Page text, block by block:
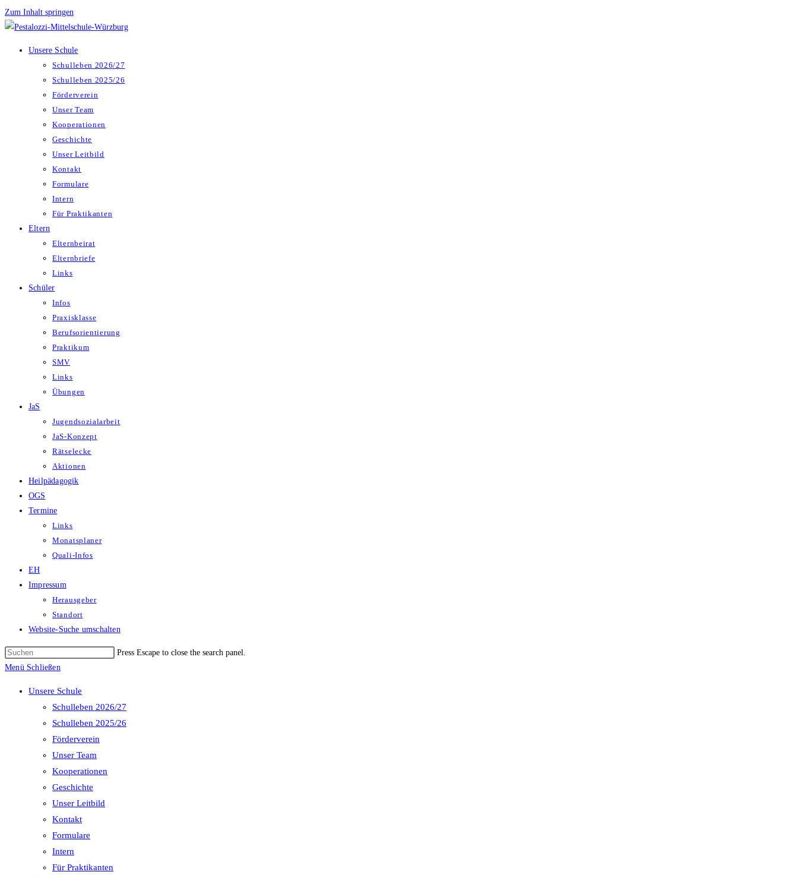
Zum Inhalt springen
Unsere Schule
Schulleben 2026/27
Schulleben 2025/26
Förderverein
Unser Team
Kooperationen
Geschichte
Unser Leitbild
Kontakt
Formulare
Intern
Für Praktikanten
Eltern
Elternbeirat
Elternbriefe
Links
Schüler
Infos
Praxisklasse
Berufsorientierung
Praktikum
SMV
Links
Übungen
JaS
Jugendsozialarbeit
JaS-Konzept
Rätselecke
Aktionen
Heilpädagogik
OGS
Termine
Links
Monatsplaner
Quali-Infos
EH
Impressum
Herausgeber
Standort
Website-Suche umschalten
Press Escape to close the search panel.
Menü Schließen
Unsere Schule
Schulleben 2026/27
Schulleben 2025/26
Förderverein
Unser Team
Kooperationen
Geschichte
Unser Leitbild
Kontakt
Formulare
Intern
Für Praktikanten